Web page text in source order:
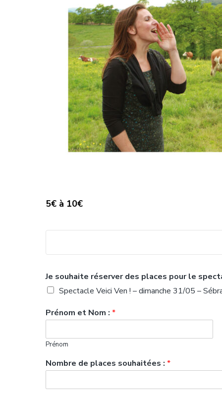
5€ à 10€
Je souhaite réserver des places pour le
Spectacle Veici Ven ! – dimanche 31/05 –
Prénom et Nom : *
Prénom
Nombre de places souhaitées : *